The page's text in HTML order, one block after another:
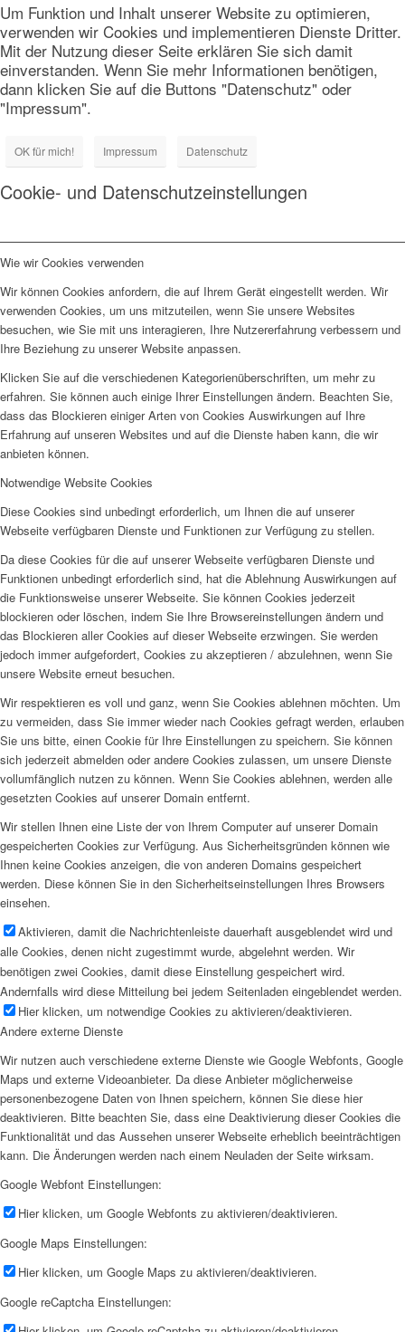
Um Funktion und Inhalt unserer Website zu optimieren,
verwenden wir Cookies und implementieren Dienste Dritter.
Mit der Nutzung dieser Seite erklären Sie sich damit
einverstanden. Wenn Sie mehr Informationen benötigen,
dann klicken Sie auf die Buttons "Datenschutz" oder
"Impressum".
OK für mich! Impressum Datenschutz
Cookie- und Datenschutzeinstellungen
Wie wir Cookies verwenden
Wir können Cookies anfordern, die auf Ihrem Gerät eingestellt werden. Wir
verwenden Cookies, um uns mitzuteilen, wenn Sie unsere Websites
besuchen, wie Sie mit uns interagieren, Ihre Nutzererfahrung verbessern und
Ihre Beziehung zu unserer Website anpassen.
Klicken Sie auf die verschiedenen Kategorienüberschriften, um mehr zu
erfahren. Sie können auch einige Ihrer Einstellungen ändern. Beachten Sie,
dass das Blockieren einiger Arten von Cookies Auswirkungen auf Ihre
Erfahrung auf unseren Websites und auf die Dienste haben kann, die wir
anbieten können.
Notwendige Website Cookies
Diese Cookies sind unbedingt erforderlich, um Ihnen die auf unserer
Webseite verfügbaren Dienste und Funktionen zur Verfügung zu stellen.
Da diese Cookies für die auf unserer Webseite verfügbaren Dienste und
Funktionen unbedingt erforderlich sind, hat die Ablehnung Auswirkungen auf
die Funktionsweise unserer Webseite. Sie können Cookies jederzeit
blockieren oder löschen, indem Sie Ihre Browsereinstellungen ändern und
das Blockieren aller Cookies auf dieser Webseite erzwingen. Sie werden
jedoch immer aufgefordert, Cookies zu akzeptieren / abzulehnen, wenn Sie
unsere Website erneut besuchen.
Wir respektieren es voll und ganz, wenn Sie Cookies ablehnen möchten. Um
zu vermeiden, dass Sie immer wieder nach Cookies gefragt werden, erlauben
Sie uns bitte, einen Cookie für Ihre Einstellungen zu speichern. Sie können
sich jederzeit abmelden oder andere Cookies zulassen, um unsere Dienste
vollumfänglich nutzen zu können. Wenn Sie Cookies ablehnen, werden alle
gesetzten Cookies auf unserer Domain entfernt.
Wir stellen Ihnen eine Liste der von Ihrem Computer auf unserer Domain
gespeicherten Cookies zur Verfügung. Aus Sicherheitsgründen können wie
Ihnen keine Cookies anzeigen, die von anderen Domains gespeichert
werden. Diese können Sie in den Sicherheitseinstellungen Ihres Browsers
einsehen.
Aktivieren, damit die Nachrichtenleiste dauerhaft ausgeblendet wird und
alle Cookies, denen nicht zugestimmt wurde, abgelehnt werden. Wir
benötigen zwei Cookies, damit diese Einstellung gespeichert wird.
Andernfalls wird diese Mitteilung bei jedem Seitenladen eingeblendet werden.
Hier klicken, um notwendige Cookies zu aktivieren/deaktivieren.
Andere externe Dienste
Wir nutzen auch verschiedene externe Dienste wie Google Webfonts, Google
Maps und externe Videoanbieter. Da diese Anbieter möglicherweise
personenbezogene Daten von Ihnen speichern, können Sie diese hier
deaktivieren. Bitte beachten Sie, dass eine Deaktivierung dieser Cookies die
Funktionalität und das Aussehen unserer Webseite erheblich beeinträchtigen
kann. Die Änderungen werden nach einem Neuladen der Seite wirksam.
Google Webfont Einstellungen:
Hier klicken, um Google Webfonts zu aktivieren/deaktivieren.
Google Maps Einstellungen:
Hier klicken, um Google Maps zu aktivieren/deaktivieren.
Google reCaptcha Einstellungen: